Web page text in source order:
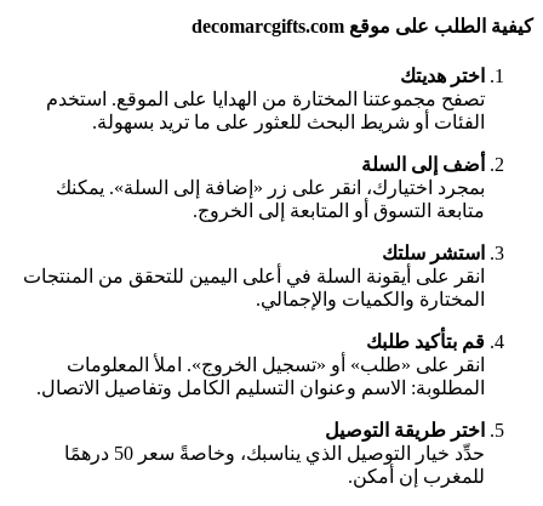
كيفية الطلب على موقع decomarcgifts.com
اختر هديتك
تصفح مجموعتنا المختارة من الهدايا على الموقع. استخدم
الفئات أو شريط البحث للعثور على ما تريد بسهولة.
أضف إلى السلة
بمجرد اختيارك، انقر على زر «إضافة إلى السلة». يمكنك
متابعة التسوق أو المتابعة إلى الخروج.
استشر سلتك
انقر على أيقونة السلة في أعلى اليمين للتحقق من المنتجات
المختارة والكميات والإجمالي.
قم بتأكيد طلبك
انقر على «طلب» أو «تسجيل الخروج». املأ المعلومات
المطلوبة: الاسم وعنوان التسليم الكامل وتفاصيل الاتصال.
اختر طريقة التوصيل
حدِّد خيار التوصيل الذي يناسبك، وخاصةً سعر 50 درهمًا
للمغرب إن أمكن.